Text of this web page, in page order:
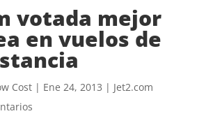
votada mejor
en vuelos de
Cost| Ene 24, 2013 | Jet2.com